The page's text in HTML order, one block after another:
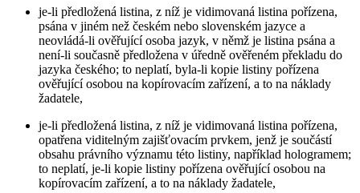
je-li předložená listina, z níž je vidimovaná listina pořízena,
psána v jiném než českém nebo slovenském jazyce a
neovládá-li ověřující osoba jazyk, v němž je listina psána a
není-li současně předložena v úředně ověřeném překladu do
jazyka českého; to neplatí, byla-li kopie listiny pořízena
ověřující osobou na kopírovacím zařízení, a to na náklady
žadatele,
je-li předložená listina, z níž je vidimovaná listina pořízena,
opatřena viditelným zajišťovacím prvkem, jenž je součástí
obsahu právního významu této listiny, například hologramem;
to neplatí, je-li kopie listiny pořízena ověřující osobou na
kopírovacím zařízení, a to na náklady žadatele,